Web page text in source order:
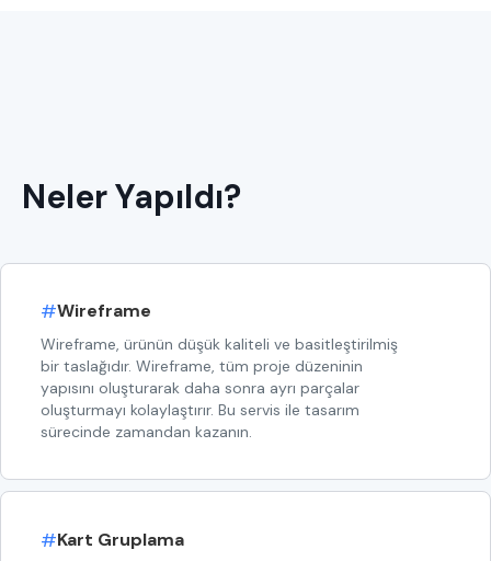
Neler Yapıldı?
#Wireframe
Wireframe, ürünün düşük kaliteli ve basitleştirilmiş
bir taslağıdır. Wireframe, tüm proje düzeninin
yapısını oluşturarak daha sonra ayrı parçalar
oluşturmayı kolaylaştırır. Bu servis ile tasarım
sürecinde zamandan kazanın.
#Kart Gruplama